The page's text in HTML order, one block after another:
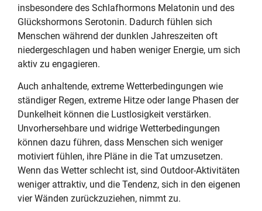
insbesondere des Schlafhormons Melatonin und des
Glückshormons Serotonin. Dadurch fühlen sich
Menschen während der dunklen Jahreszeiten oft
niedergeschlagen und haben weniger Energie, um sich
aktiv zu engagieren.
Auch anhaltende, extreme Wetterbedingungen wie
ständiger Regen, extreme Hitze oder lange Phasen der
Dunkelheit können die Lustlosigkeit verstärken.
Unvorhersehbare und widrige Wetterbedingungen
können dazu führen, dass Menschen sich weniger
motiviert fühlen, ihre Pläne in die Tat umzusetzen.
Wenn das Wetter schlecht ist, sind Outdoor-Aktivitäten
weniger attraktiv, und die Tendenz, sich in den eigenen
vier Wänden zurückzuziehen, nimmt zu.